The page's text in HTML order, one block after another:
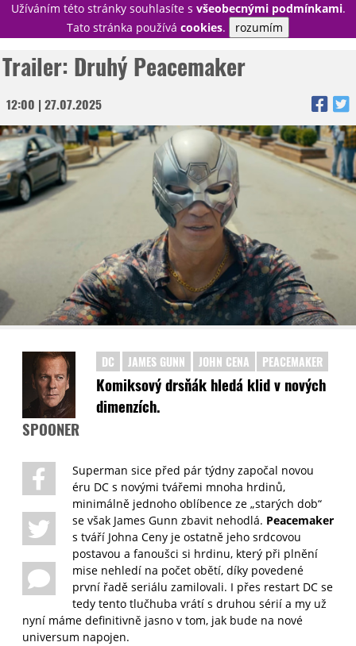
Užíváním této stránky souhlasíte s všeobecnými podmínkami.
Tato stránka používá cookies. rozumím
PŘIHLÁSIT
NOVINKY
TÉMATA
RECENZE
EPIZODY
KULT
TRAILERY
GALERIE
Trailer: Druhý Peacemaker
12:00 | 27.07.2025
SPOONER
DC JAMES GUNN JOHN CENA PEACEMAKER
Komiksový drsňák hledá klid v nových
dimenzích.
Superman sice před pár týdny započal novou
éru DC s novými tvářemi mnoha hrdinů,
minimálně jednoho oblíbence ze „starých dob“
se však James Gunn zbavit nehodlá. Peacemaker
s tváří Johna Ceny je ostatně jeho srdcovou
postavou a fanoušci si hrdinu, který při plnění
mise nehledí na počet obětí, díky povedené
první řadě seriálu zamilovali. I přes restart DC se
tedy tento tlučhuba vrátí s druhou sérií a my už
nyní máme definitivně jasno v tom, jak bude na nové
universum napojen.